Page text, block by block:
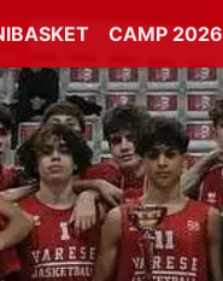
CAMP 2026